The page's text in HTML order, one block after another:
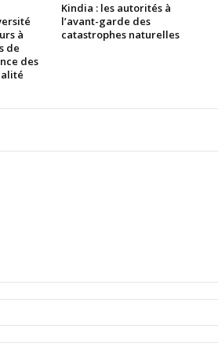
à
de
des
Kindia : les autorités à
l’avant-garde des
catastrophes naturelles